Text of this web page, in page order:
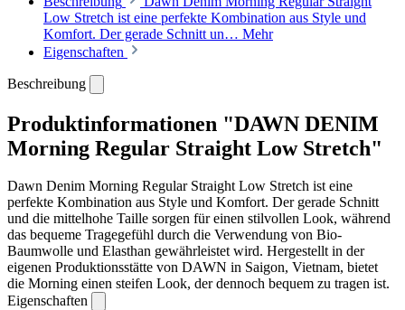
Low Stretch ist eine perfekte Kombination aus Style und
Komfort. Der gerade Schnitt un… Mehr
Eigenschaften
Beschreibung
Produktinformationen "DAWN DENIM
Morning Regular Straight Low Stretch"
Dawn Denim Morning Regular Straight Low Stretch ist eine
perfekte Kombination aus Style und Komfort. Der gerade Schnitt
und die mittelhohe Taille sorgen für einen stilvollen Look, während
das bequeme Tragegefühl durch die Verwendung von Bio-
Baumwolle und Elasthan gewährleistet wird. Hergestellt in der
eigenen Produktionsstätte von DAWN in Saigon, Vietnam, bietet
die Morning einen steifen Look, der dennoch bequem zu tragen ist.
Eigenschaften